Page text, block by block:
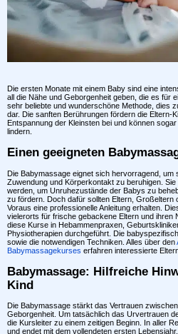
Die ersten Monate mit einem Baby sind eine
all die Nähe und Geborgenheit geben, die es für
sehr beliebte und wunderschöne Methode, dies
dar. Die sanften Berührungen fördern die Eltern-
Entspannung der Kleinsten bei und können
lindern.
Einen geeigneten
Die Babymassage eignet sich hervorragend, um
Zuwendung und Körperkontakt zu beruhigen.
werden, um Unruhezustände der Babys zu
zu fördern. Doch dafür sollten Eltern, Großeltern
Voraus eine professionelle Anleitung erhalten.
vielerorts für frische gebackene Eltern und ihren
diese Kurse in Hebammenpraxen,
Physiotherapien durchgeführt. Die
sowie die notwendigen Techniken. Alles über den
Babymassagekurses erfahren interessierte
Babymassage: Hilfreiche
Kind
Die Babymassage stärkt das Vertrauen
Geborgenheit. Um tatsächlich das Urvertrauen
die Kursleiter zu einem zeitigen Beginn. In aller
und endet mit dem vollendeten ersten